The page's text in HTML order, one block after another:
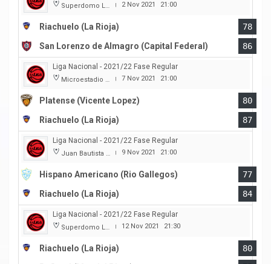
Superdomo La Rioja | 2 Nov 2021 21:00
Riachuelo (La Rioja)
78
San Lorenzo de Almagro (Capital Federal)
86
Liga Nacional - 2021/22 Fase Regular
Microestadio Ciudad de Vicente Lopez | 7 Nov 2021 21:00
Platense (Vicente Lopez)
80
Riachuelo (La Rioja)
87
Liga Nacional - 2021/22 Fase Regular
Juan Bautista Rocha | 9 Nov 2021 21:00
Hispano Americano (Rio Gallegos)
77
Riachuelo (La Rioja)
84
Liga Nacional - 2021/22 Fase Regular
Superdomo La Rioja | 12 Nov 2021 21:30
Riachuelo (La Rioja)
80